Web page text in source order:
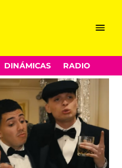
Menu
DINÁMICAS RADIO